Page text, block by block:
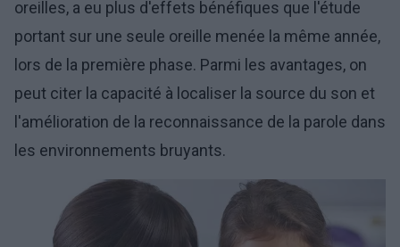
oreilles, a eu plus d'effets bénéfiques que l'étude
portant sur une seule oreille menée la même année,
lors de la première phase. Parmi les avantages, on
peut citer la capacité à localiser la source du son et
l'amélioration de la reconnaissance de la parole dans
les environnements bruyants.